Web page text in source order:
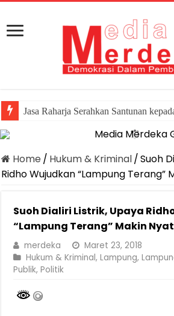
Jasa Raharja Serahkan Santunan
Home / Hukum & Kriminal/Suoh
Ridho Wujudkan “Lampung Terang”
Suoh Dialiri Listrik, Upaya
“Lampung Terang” Makin
merdeka
Maret 23, 2018
Hukum & Kriminal,Lampung,
Publik,Politik